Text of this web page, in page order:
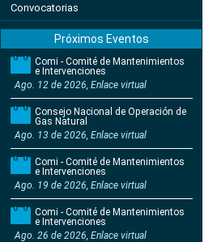
Convocatorias
Próximos Eventos
Comi - Comité de Mantenimientos
e Intervenciones
Ago. 12 de 2026, Enlace virtual
Consejo Nacional de Operación de
Gas Natural
Ago. 13 de 2026, Enlace virtual
Comi - Comité de Mantenimientos
e Intervenciones
Ago. 19 de 2026, Enlace virtual
Comi - Comité de Mantenimientos
e Intervenciones
Ago. 26 de 2026, Enlace virtual